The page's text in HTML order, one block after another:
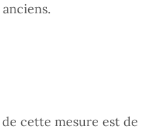
cette mesure est de